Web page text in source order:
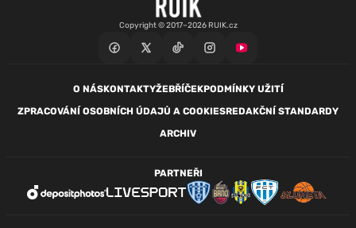
Copyright © 2017–2026 RUIK.cz
O NÁSKONTAKTYŽEBŘÍČEKPODMÍNKY UŽITÍ
ZPRACOVÁNÍ OSOBNÍCH ÚDAJŮ A COOKIESREDAKČNÍ STANDARDY
ARCHIV
PARTNEŘI